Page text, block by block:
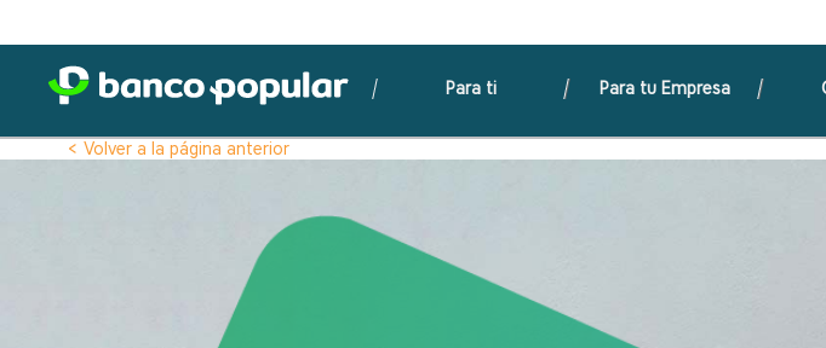
Para ti Para tu Empresa
< Volver a la página anterior